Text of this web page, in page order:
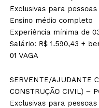
Exclusivas para
Ensino médio completo
Experiência mínima de
Salário: R$ 1.590,43 +
01 VAGA
SERVENTE/AJUDANTE
CONSTRUÇÃO CIVIL) –
Exclusivas para